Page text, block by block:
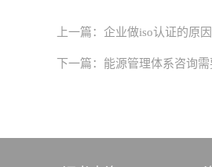
上一篇： 企业做iso认证的原因
下一篇： 能源管理体系咨询需